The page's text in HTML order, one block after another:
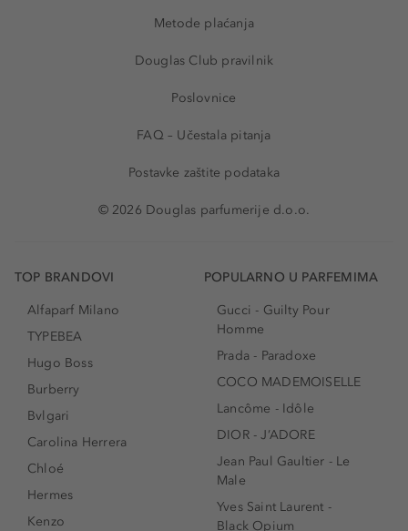
Metode plaćanja
Douglas Club pravilnik
Poslovnice
FAQ – Učestala pitanja
Postavke zaštite podataka
© 2026 Douglas parfumerije d.o.o.
TOP BRANDOVI
Alfaparf Milano
TYPEBEA
Hugo Boss
Burberry
Bvlgari
Carolina Herrera
Chloé
Hermes
Kenzo
POPULARNO U PARFEMIMA
Gucci - Guilty Pour
Homme
Prada - Paradoxe
COCO MADEMOISELLE
Lancôme - Idôle
DIOR - J’ADORE
Jean Paul Gaultier - Le
Male
Yves Saint Laurent -
Black Opium